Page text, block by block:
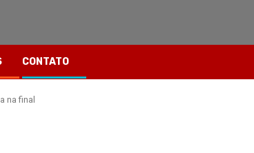
CONTATO
na final